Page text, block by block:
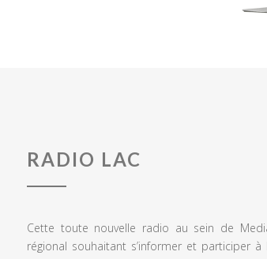
RADIO LAC
Cette toute nouvelle radio au sein de
régional souhaitant s’informer et participer